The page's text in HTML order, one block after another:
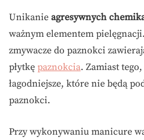
Unikanie agresywnych
ważnym elementem
zmywacze do paznokci
płytkę paznokcia. Zamiast
łagodniejsze, które nie będą
paznokci.
Przy wykonywaniu manicure